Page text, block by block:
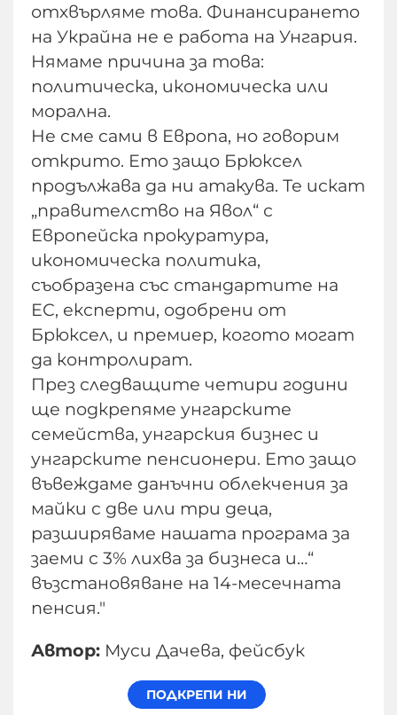
отхвърляме това. Финансирането
на Украйна не е работа на Унгария.
Нямаме причина за това:
политическа, икономическа или
морална.
Не сме сами в Европа, но говорим
открито. Ето защо Брюксел
продължава да ни атакува. Те искат
„правителство на Явол“ с
Европейска прокуратура,
икономическа политика,
съобразена със стандартите на
ЕС, експерти, одобрени от
Брюксел, и премиер, когото могат
да контролират.
През следващите четири години
ще подкрепяме унгарските
семейства, унгарския бизнес и
унгарските пенсионери. Ето защо
въвеждаме данъчни облекчения за
майки с две или три деца,
разширяваме нашата програма за
заеми с 3% лихва за бизнеса и…“
възстановяване на 14-месечната
пенсия."
Автор: Муси Дачева, фейсбук